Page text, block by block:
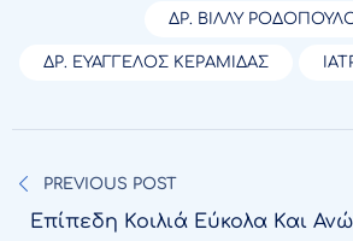
ΔΡ. ΒΊΛΛΥ
ΔΡ. ΕΥΆΓΓΕΛΟΣ ΚΕΡΑΜΊΔΑΣ
άρθρων
PREVIOUS POST
Επίπεδη Κοιλιά Εύκολα Και